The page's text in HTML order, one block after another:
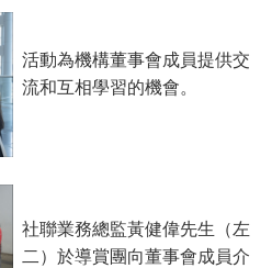
活動為機構董事會成員提供交
流和互相學習的機會。
社聯業務總監黃健偉先生（左
二）於導賞團向董事會成員介